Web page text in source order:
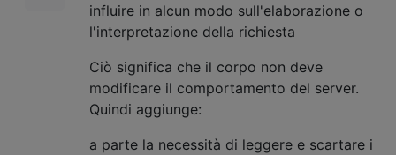
influire in alcun modo sull'elaborazione o
l'interpretazione della richiesta
Ciò significa che il corpo non deve
modificare il comportamento del server.
Quindi aggiunge:
a parte la necessità di leggere e scartare i